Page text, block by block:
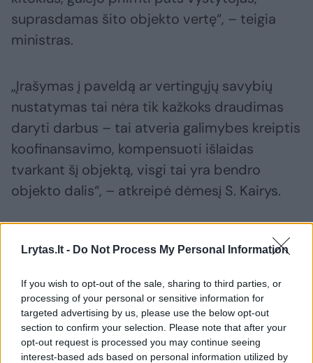
Lrytas.lt - Do Not Process My Personal Information
If you wish to opt-out of the sale, sharing to third parties, or
processing of your personal or sensitive information for
targeted advertising by us, please use the below opt-out
section to confirm your selection. Please note that after your
opt-out request is processed you may continue seeing
interest-based ads based on personal information utilized by
suprasdamas šito objekto vertę“, – teigia
ministras.
„Įrašymas į paveldą ar vertingųjų savybių
nustatymas tai nėra tik kažkoks draudimas
daryti darbus – tai atveria galimybes kreiptis
koofinansavimo, kompensuoti išlaidas
tvarkant šį objektą, visgi tai yra bendro
objekto dalis“, – atkreipė dėmesį S. Kairys.
Ministras pažymėjo besidžiaugiantis, kad
projekto vystytojai kol kas yra linkę išgirsti
visuomenės lūkesčius ir viliasi, kad verslo,
savivaldybės ir paveldo institucijų
atstovams dar pavyks rasti kompromisinį
sprendimą.